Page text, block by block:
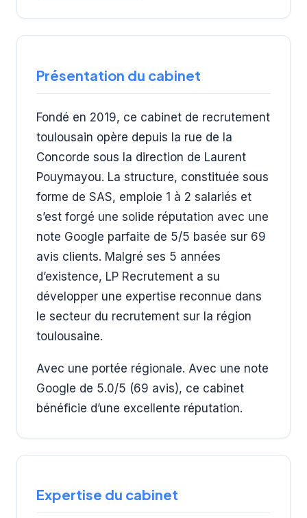
Présentation du cabinet
Fondé en 2019, ce cabinet de recrutement
toulousain opère depuis la rue de la
Concorde sous la direction de Laurent
Pouymayou. La structure, constituée sous
forme de SAS, emploie 1 à 2 salariés et
s’est forgé une solide réputation avec une
note Google parfaite de 5/5 basée sur 69
avis clients. Malgré ses 5 années
d’existence, LP Recrutement a su
développer une expertise reconnue dans
le secteur du recrutement sur la région
toulousaine.
Avec une portée régionale. Avec une note
Google de 5.0/5 (69 avis), ce cabinet
bénéficie d’une excellente réputation.
Expertise du cabinet